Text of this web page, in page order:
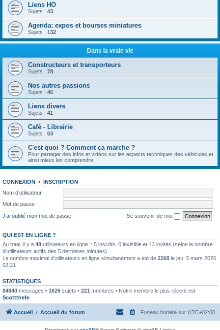
Liens HO
Sujets : 43
Agenda: expos et bourses miniatures
Sujets : 132
Dans la vraie vie
Constructeurs et transporteurs
Sujets : 78
Nos autres passions
Sujets : 46
Liens divers
Sujets : 41
Café - Librairie
Sujets : 63
C'est quoi ? Comment ça marche ?
Pour partager des infos et vidéos sur les aspects techniques des véhicules et
ainsi mieux les comprendre.
CONNEXION • INSCRIPTION
Nom d’utilisateur :
Mot de passe :
J’ai oublié mon mot de passe
Se souvenir de moi
QUI EST EN LIGNE ?
Au total, il y a 48 utilisateurs en ligne :: 5 inscrits, 0 invisible et 43 invités (selon le nombre
d’utilisateurs actifs des 5 dernières minutes)
Le nombre maximal d’utilisateurs en ligne simultanément a été de 2268 le jeu. 5 mars 2026
02:21
STATISTIQUES
84840 messages • 1626 sujets • 221 membres • Notre membre le plus récent est
Scottthefe
Accueil Accueil du forum Fuseau horaire sur UTC+02:00